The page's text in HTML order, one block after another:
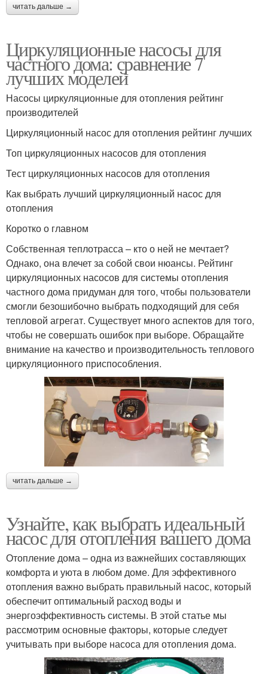
читать дальше →
Циркуляционные насосы для
частного дома: сравнение 7
лучших моделей
Насосы циркуляционные для отопления рейтинг
производителей
Циркуляционный насос для отопления рейтинг лучших
Топ циркуляционных насосов для отопления
Тест циркуляционных насосов для отопления
Как выбрать лучший циркуляционный насос для
отопления
Коротко о главном
Собственная теплотрасса – кто о ней не мечтает?
Однако, она влечет за собой свои нюансы. Рейтинг
циркуляционных насосов для системы отопления
частного дома придуман для того, чтобы пользователи
смогли безошибочно выбрать подходящий для себя
тепловой агрегат. Существует много аспектов для того,
чтобы не совершать ошибок при выборе. Обращайте
внимание на качество и производительность теплового
циркуляционного приспособления.
читать дальше →
Узнайте, как выбрать идеальный
насос для отопления вашего дома
Отопление дома – одна из важнейших составляющих
комфорта и уюта в любом доме. Для эффективного
отопления важно выбрать правильный насос, который
обеспечит оптимальный расход воды и
энергоэффективность системы. В этой статье мы
рассмотрим основные факторы, которые следует
учитывать при выборе насоса для отопления дома.